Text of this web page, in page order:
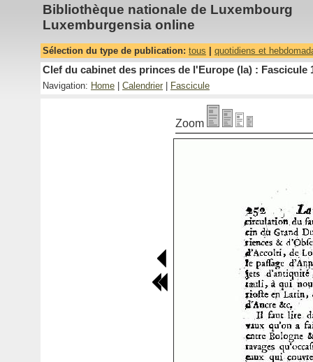
Bibliothèque nationale de Luxembourg
Luxemburgensia online
Sélection du type de publication: tous quotidiens et
Clef du cabinet des princes de l'Europe (la) : Fascicule
Navigation: Home Calendrier Fascicule
Zoom